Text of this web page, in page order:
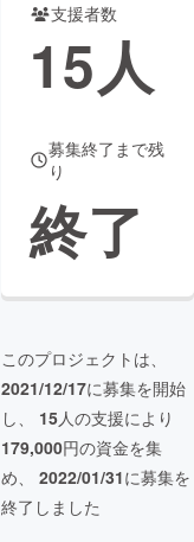
支援者数
15人
募集終了まで残
り
終了
このプロジェクトは、
2021/12/17に募集を開始
し、 15人の支援により
179,000円の資金を集
め、 2022/01/31に募集を
終了しました